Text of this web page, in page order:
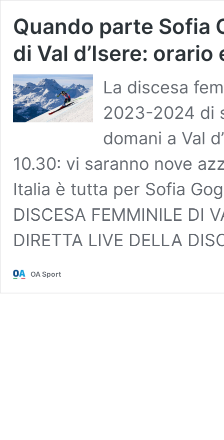
Quando parte Sofia
di Val d’Isere:
La discesa
2023-2024 di
domani a Val
10.30: vi saranno nove
Italia è tutta per Sofia
DISCESA FEMMINILE DI
DIRETTA LIVE DELLA
OA Sport